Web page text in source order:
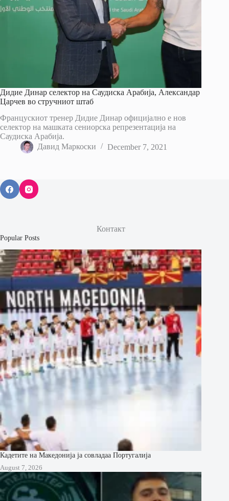
Дидие Динар селектор на Саудиска Арабија, Александар
Царчев во стручниот штаб
Францускиот тренер Дидие Динар официјално е нов
селектор на машката сениорска репрезентација на
Саудиска Арабија.
Давид Маркоски
December 7, 2021
Контакт
Popular Posts
Кадетите на Македонија ја совладаа Португалија
August 7, 2026